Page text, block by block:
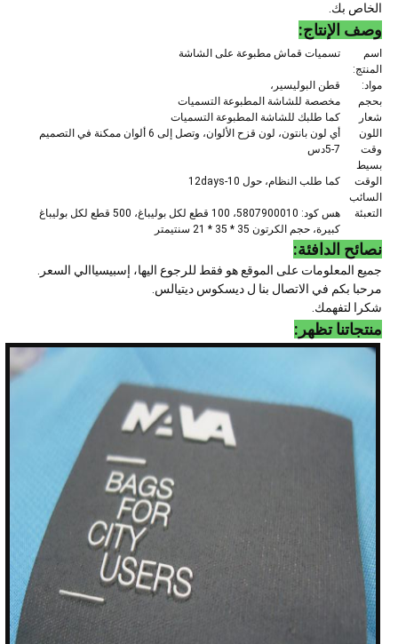
الخاص بك.
وصف الإنتاج:
اسم
المنتج:
تسميات قماش مطبوعة على الشاشة
مواد:
قطن البوليسير،
بحجم
مخصصة للشاشة المطبوعة التسميات
شعار
كما طلبك للشاشة المطبوعة التسميات
اللون
أي لون بانتون، لون قزح الألوان، وتصل إلى 6 ألوان ممكنة في التصميم
وقت
بسيط
5-7دس
الوقت
السائب
كما طلب النظام، حول 10-12days
التعبئة
هس كود: 5807900010، 100 قطع لكل بوليباغ، 500 قطع لكل بوليباغ
كبيرة، حجم الكرتون 35 * 35 * 21 سنتيمتر
نصائح الدافئة:
جميع المعلومات على الموقع هو فقط للرجوع اليها، إسبيسياالي السعر.
مرحبا بكم في الاتصال بنا ل ديسكوس ديتيالس.
شكرا لتفهمك.
منتجاتنا تظهر: